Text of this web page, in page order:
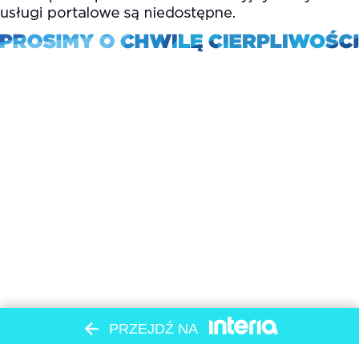
PRZEJDŹ NA